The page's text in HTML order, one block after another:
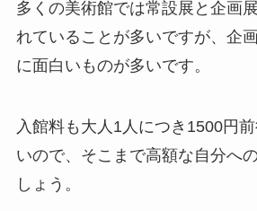
多くの美術館では常設展と企画
れていることが多いですが、企
に面白いものが多いです。
入館料も大人1人につき1500円
いので、そこまで高額な自分へ
しょう。